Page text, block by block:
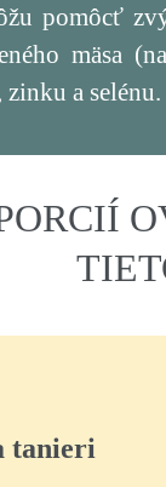
pomôcť
mäsa
a selénu.
tanieri